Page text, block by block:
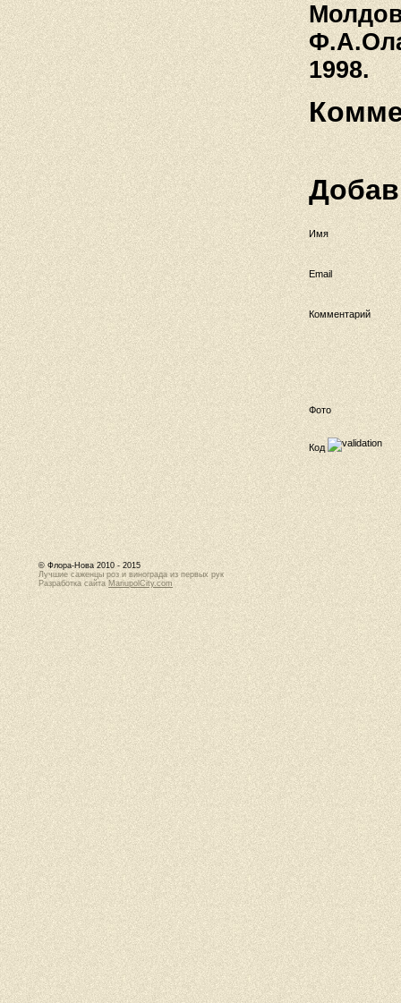
1998.
Имя
Email
Комментарий
Фото
Код
© Флора-Нова 2010 - 2015
Лучшие саженцы роз и винограда из первых рук
Разработка сайтаMariupolCity.com